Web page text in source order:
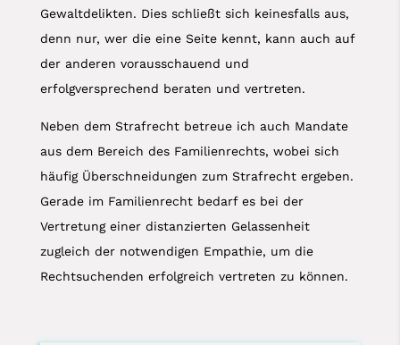
Gewaltdelikten. Dies schließt sich keinesfalls aus,
denn nur, wer die eine Seite kennt, kann auch auf
der anderen vorausschauend und
erfolgversprechend beraten und vertreten.
Neben dem Strafrecht betreue ich auch Mandate
aus dem Bereich des Familienrechts, wobei sich
häufig Überschneidungen zum Strafrecht ergeben.
Gerade im Familienrecht bedarf es bei der
Vertretung einer distanzierten Gelassenheit
zugleich der notwendigen Empathie, um die
Rechtsuchenden erfolgreich vertreten zu können.